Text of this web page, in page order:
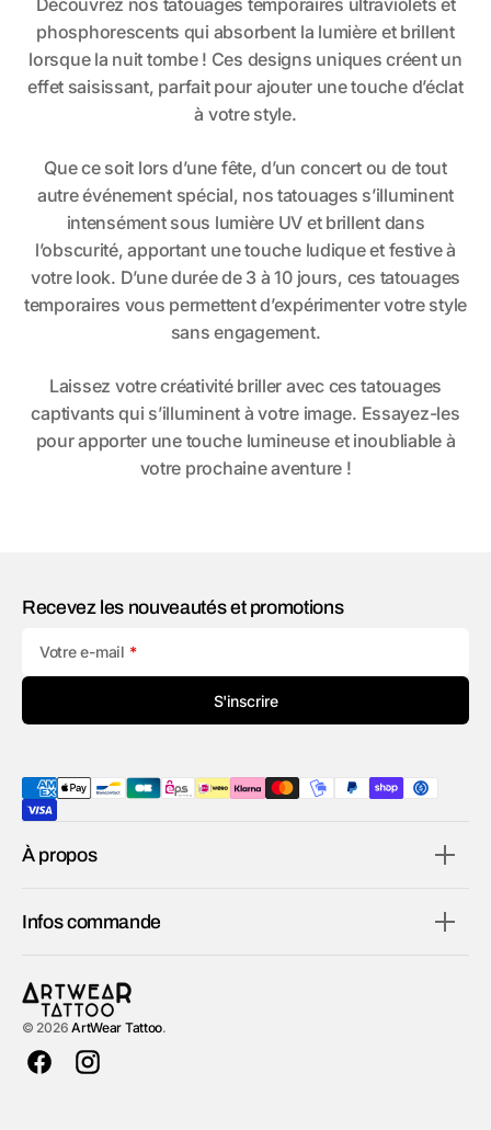
Découvrez nos tatouages temporaires ultraviolets et
phosphorescents qui absorbent la lumière et brillent
lorsque la nuit tombe ! Ces designs uniques créent un
effet saisissant, parfait pour ajouter une touche d’éclat
à votre style.
Que ce soit lors d’une fête, d’un concert ou de tout
autre événement spécial, nos tatouages s’illuminent
intensément sous lumière UV et brillent dans
l’obscurité, apportant une touche ludique et festive à
votre look. D’une durée de 3 à 10 jours, ces tatouages
temporaires vous permettent d’expérimenter votre style
sans engagement.
Laissez votre créativité briller avec ces tatouages
captivants qui s’illuminent à votre image. Essayez-les
pour apporter une touche lumineuse et inoubliable à
votre prochaine aventure !
Recevez les nouveautés et promotions
Votre e-mail
S'inscrire
À propos
Infos commande
© 2026ArtWear Tattoo.
FacebookInstagram